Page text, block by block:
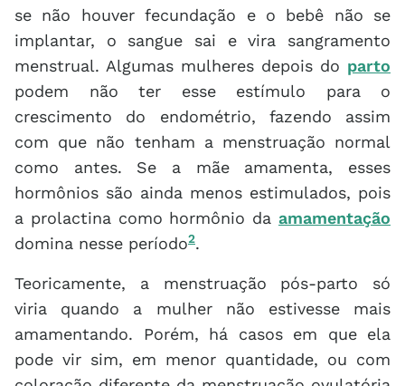
se não houver fecundação e o bebê não se
implantar, o sangue sai e vira sangramento
menstrual. Algumas mulheres depois do parto
podem não ter esse estímulo para o
crescimento do endométrio, fazendo assim
com que não tenham a menstruação normal
como antes. Se a mãe amamenta, esses
hormônios são ainda menos estimulados, pois
a prolactina como hormônio da amamentação
domina nesse período2.
Teoricamente, a menstruação pós-parto só
viria quando a mulher não estivesse mais
amamentando. Porém, há casos em que ela
pode vir sim, em menor quantidade, ou com